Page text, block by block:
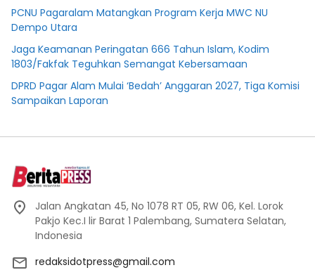
PCNU Pagaralam Matangkan Program Kerja MWC NU
Dempo Utara
Jaga Keamanan Peringatan 666 Tahun Islam, Kodim
1803/Fakfak Teguhkan Semangat Kebersamaan
DPRD Pagar Alam Mulai ‘Bedah’ Anggaran 2027, Tiga Komisi
Sampaikan Laporan
Jalan Angkatan 45, No 1078 RT 05, RW 06, Kel. Lorok
Pakjo Kec.I lir Barat 1 Palembang, Sumatera Selatan,
Indonesia
redaksidotpress@gmail.com